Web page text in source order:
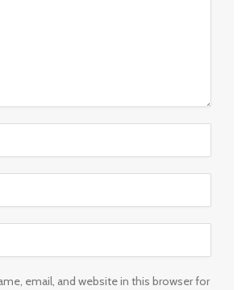
email, and website in this browser for